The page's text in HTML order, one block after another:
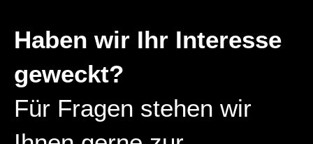
Haben wir Ihr Inter­esse
geweckt?
Für Fragen stehen wir